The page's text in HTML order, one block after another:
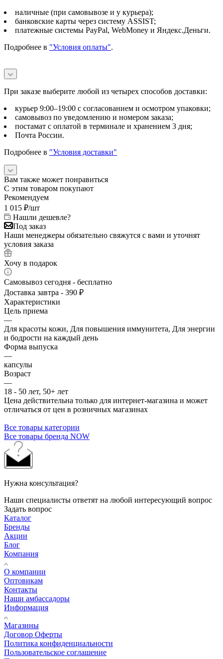
наличные (при самовывозе и у курьера);
банковские карты через систему ASSIST;
платежные системы PayPal, WebMoney и Яндекс.Деньги.
Подробнее в "Условия оплаты".
При заказе выберите любой из четырех способов доставки:
курьер 9:00–19:00 с согласованием и осмотром упаковки;
самовывоз по уведомлению и номером заказа;
постамат с оплатой в терминале и хранением 3 дня;
Почта России.
Подробнее в "Условия доставки"
Вам также может понравиться
С этим товаром покупают
Рекомендуем
1 015 ₽/шт
Нашли дешевле?
Под заказ
Наши менеджеры обязательно свяжутся с вами и уточнят
условия заказа
Хочу в подарок
Самовывоз сегодня - бесплатно
Доставка завтра - 390 ₽
Характеристики
Цель приема
—
Для красоты кожи, Для повышения иммунитета, Для энергии
и бодрости на каждый день
Форма выпуска
—
капсулы
Возраст
—
18 - 50 лет, 50+ лет
Цена действительна только для интернет-магазина и может
отличаться от цен в розничных магазинах
Все товары категории
Все товары бренда NOW
Нужна консультация?
Наши специалисты ответят на любой интересующий вопрос
Задать вопрос
Каталог
Бренды
Акции
Блог
Компания
О компании
Оптовикам
Контакты
Наши амбассадоры
Информация
Магазины
Договор Оферты
Политика конфиденциальности
Пользовательское соглашение